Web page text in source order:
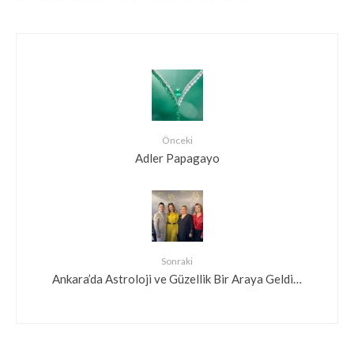
Önceki
Adler Papagayo
Sonraki
Ankara’da Astroloji ve Güzellik Bir Araya Geldi…